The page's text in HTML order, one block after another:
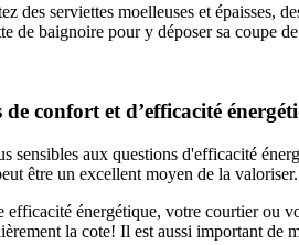
des serviettes moelleuses et épaisses,
de baignoire pour y déposer sa coupe
de confort et d’efficacité
sensibles aux questions d'efficacité
être un excellent moyen de la valoriser.
efficacité énergétique, votre courtier ou
la cote! Il est aussi important de